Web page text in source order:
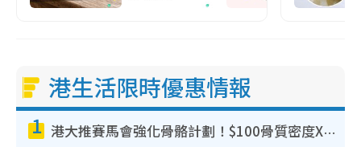
港生活限時優惠情報
1 港大推賽馬會強化骨骼計劃！$100骨質密度X光檢查 完成免費運動訓練送超市禮券！附參加資格